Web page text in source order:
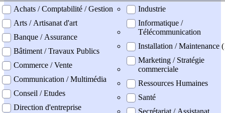
professionel
Achats / Comptabilité / Gestion
Arts / Artisanat d'art
Banque / Assurance
Bâtiment / Travaux Publics
Commerce / Vente
Communication / Multimédia
Conseil / Etudes
Direction d'entreprise
Industrie
Informatique /
Télécommunication
Installation / Maintenance
Marketing / Stratégie
commerciale
Ressources Humaines
Santé
Secrétariat / Assistanat